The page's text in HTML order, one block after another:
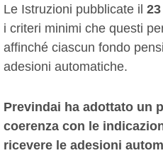
Le Istruzioni pubblicate il
i criteri minimi che questi
affinché ciascun fondo
adesioni automatiche.
Previndai ha adottato un
coerenza con le
ricevere le adesioni